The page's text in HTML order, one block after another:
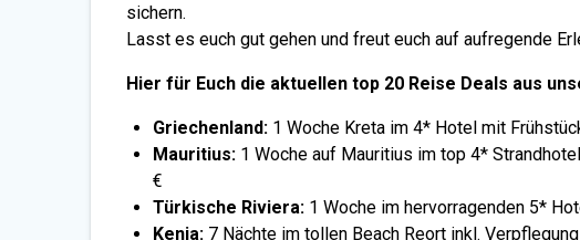
sichern.
Lasst es euch gut gehen und freut euch auf aufregende
Hier für Euch die aktuellen top 20 Reise Deals aus
Griechenland: 1 Woche Kreta im 4* Hotel mit
Mauritius: 1 Woche auf Mauritius im top 4*
€
Türkische Riviera: 1 Woche im hervorragenden 5*
Kenia: 7 Nächte im tollen Beach Reort inkl.